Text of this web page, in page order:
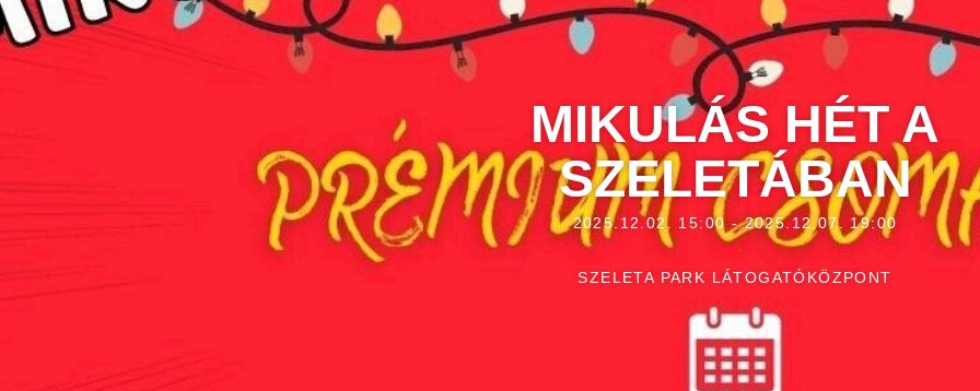
MIKULÁS HÉT A
SZELETÁBAN
2025.12.02. 15:00 - 2025.12.07. 19:00
SZELETA PARK LÁTOGATÓKÖZPONT